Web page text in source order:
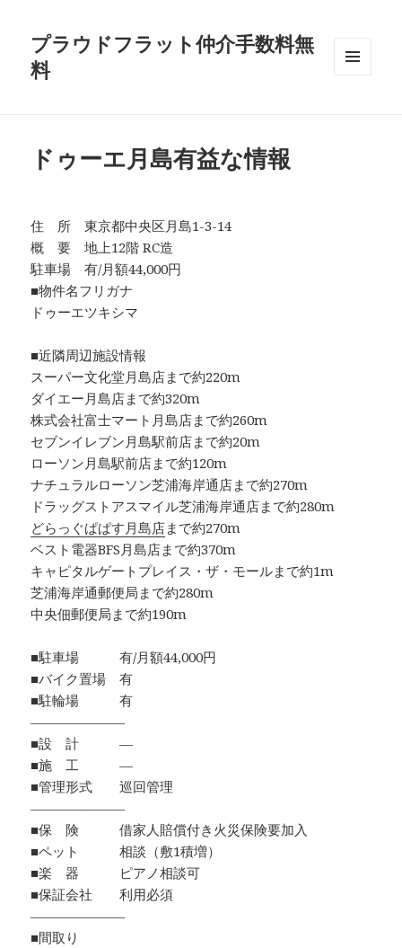
プラウドフラット仲介手数料無
料
ドゥーエ月島有益な情報
住 所 東京都中央区月島1-3-14
概 要 地上12階 RC造
駐車場 有/月額44,000円
■物件名フリガナ
ドゥーエツキシマ
■近隣周辺施設情報
スーパー文化堂月島店まで約220m
ダイエー月島店まで約320m
株式会社富士マート月島店まで約260m
セブンイレブン月島駅前店まで約20m
ローソン月島駅前店まで約120m
ナチュラルローソン芝浦海岸通店まで約270m
ドラッグストアスマイル芝浦海岸通店まで約280m
どらっぐぱぱす月島店まで約270m
ベスト電器BFS月島店まで約370m
キャピタルゲートプレイス・ザ・モールまで約1m
芝浦海岸通郵便局まで約280m
中央佃郵便局まで約190m
■駐車場 有/月額44,000円
■バイク置場 有
■駐輪場 有
―――――――
■設 計 ―
■施 工 ―
■管理形式 巡回管理
―――――――
■保 険 借家人賠償付き火災保険要加入
■ペット 相談（敷1積増）
■楽 器 ピアノ相談可
■保証会社 利用必須
―――――――
■間取り